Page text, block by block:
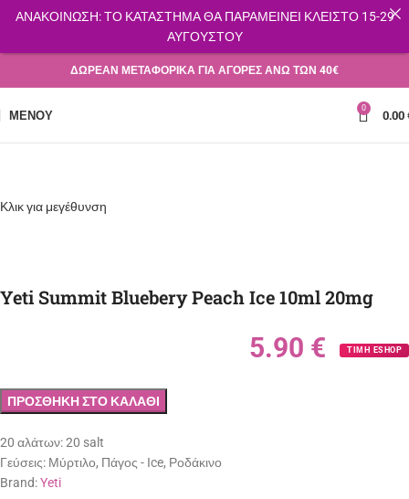
ΔΩΡΕΑΝ ΜΕΤΑΦΟΡΙΚΑ ΓΙΑ ΑΓΟΡΕΣ ΑΝΩ ΤΩΝ 40€
ΜΕΝΟΎ 0 0.00
Κλικ για μεγέθυνση
Yeti Summit Bluebery Peach Ice 10ml 20mg
5.90 € ΤΙΜΗ ESHOP
ΠΡΟΣΘΉΚΗ ΣΤΟ ΚΑΛΆΘΙ
20 αλάτων:20 salt
Γεύσεις: Μύρτιλο, Πάγος - Ιce, Ροδάκινο
Brand:Yeti
ΑΝΑΚΟΙΝΩΣΗ: ΤΟ ΚΑΤΑΣΤΗΜΑ ΘΑ ΠΑΡΑΜΕΙΝΕΙ ΚΛΕΙΣΤΟ 15-29
ΑΥΓΟΥΣΤΟΥ